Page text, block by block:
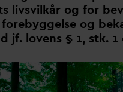
livsvilkår og for bev
og
jf. lovens § 1, stk. 1